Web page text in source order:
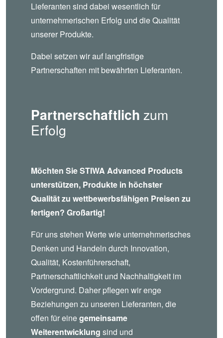
Lieferanten sind dabei wesentlich für
unternehmerischen Erfolg und die Qualität
unserer Produkte.
Dabei setzen wir auf langfristige
Partnerschaften mit bewährten Lieferanten.
Partnerschaftlich zum
Erfolg
Möchten Sie STIWA Advanced Products
unterstützen, Produkte in höchster
Qualität zu wettbewerbsfähigen Preisen zu
fertigen? Großartig!
Für uns stehen Werte wie unternehmerisches
Denken und Handeln durch Innovation,
Qualität, Kostenführerschaft,
Partnerschaftlichkeit und Nachhaltigkeit im
Vordergrund. Daher pflegen wir enge
Beziehungen zu unseren Lieferanten, die
offen für einegemeinsame
Weiterentwicklung sind und